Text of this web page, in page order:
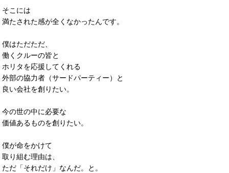
そこには
満たされた感が全くなかったんです。
僕はただただ、
働くクルーの皆と
ホリタを応援してくれる
外部の協力者（サードパーティー）と
良い会社を創りたい。
今の世の中に必要な
価値あるものを創りたい。
僕が命をかけて
取り組む理由は、
ただ「それだけ」なんだ。と。